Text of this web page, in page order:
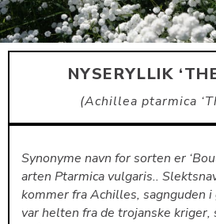
OM PLANTEPORTALEN
KONTAKT
NYSERYLLIK
Achillea ptarmica
Synonyme navn for sorten er
arten Ptarmica vulgaris..
kommer fra Achilles, sagnguden
var helten fra de trojanske kriger,